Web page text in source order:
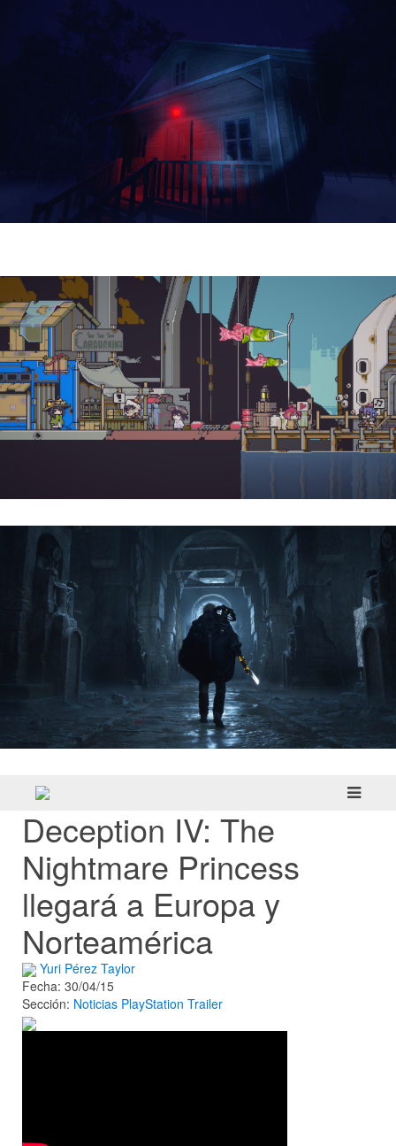
Deception IV: The
Nightmare Princess
llegará a Europa y
Norteamérica
Yuri Pérez Taylor
Fecha: 30/04/15
Sección: Noticias PlayStation Trailer